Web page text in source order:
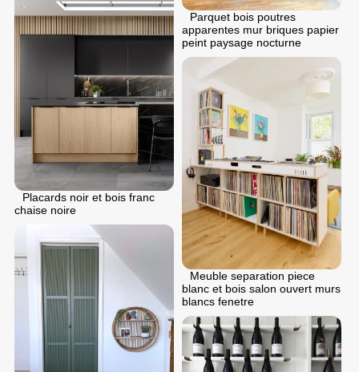
Parquet bois poutres
apparentes mur briques papier
peint paysage nocturne
Placards noir et bois franc
chaise noire
Meuble separation piece
blanc et bois salon ouvert murs
blancs fenetre